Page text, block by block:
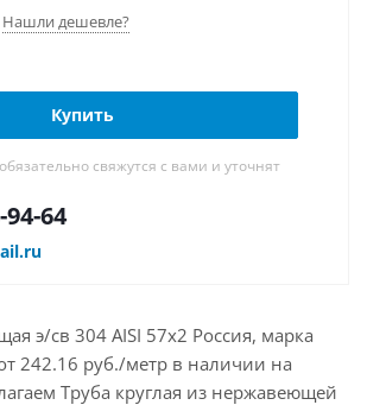
Нашли дешевле?
Купить
свяжутся с вами и уточнят
94-64
э/св 304 AISI 57х2 Россия, марка
242.16 руб./метр в наличии на
Труба круглая из нержавеющей